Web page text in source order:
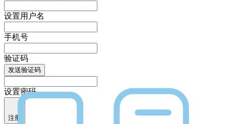
设置用户名
手机号
验证码
发送验证码
设置密码
注册